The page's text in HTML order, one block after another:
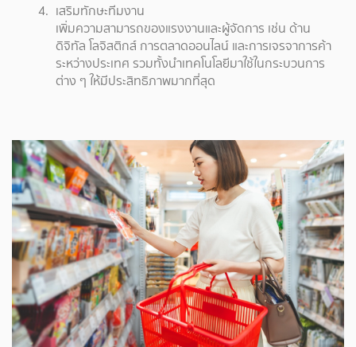
เสริมทักษะทีมงาน
เพิ่มความสามารถของแรงงานและผู้จัดการ เช่น ด้าน
ดิจิทัล โลจิสติกส์ การตลาดออนไลน์ และการเจรจาการค้า
ระหว่างประเทศ รวมทั้งนำเทคโนโลยีมาใช้ในกระบวนการ
ต่าง ๆ ให้มีประสิทธิภาพมากที่สุด